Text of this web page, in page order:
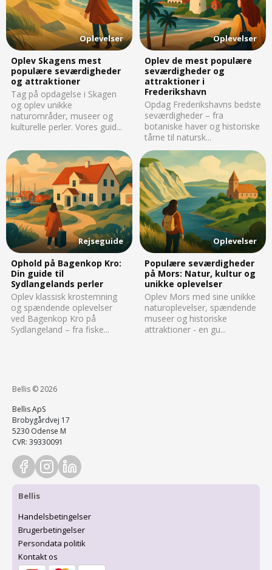
Oplevelser
Oplev Skagens mest
populære seværdigheder
og attraktioner
Tag på opdagelse i Skagen
og oplev unikke
naturområder, museer og
kulturelle perler. Vores guid...
Oplevelser
Oplev de mest populære
seværdigheder og
attraktioner i
Frederikshavn
Opdag Frederikshavns bedste
seværdigheder – fra
botaniske haver og historiske
tårne til natursk...
Rejseguide
Ophold på Bagenkop Kro:
Din guide til
Sydlangelands perler
Oplev klassisk krostemning
og spændende oplevelser
ved Bagenkop Kro på
Sydlangeland – fra fiske...
Oplevelser
Populære seværdigheder
på Mors: Natur, kultur og
unikke oplevelser
Oplev Mors med sine unikke
naturoplevelser, spændende
museer og historiske
attraktioner - en gu...
Bellis © 2026
Bellis ApS
Brobygårdvej 17
5230 Odense M
CVR: 39330091
Bellis
Handelsbetingelser
Brugerbetingelser
Persondata politik
Kontakt os